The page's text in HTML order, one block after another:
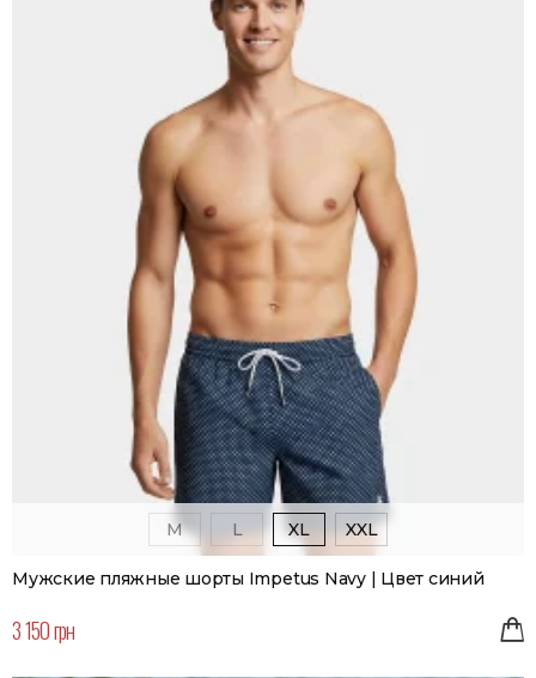
M L XL XXL
Мужские пляжные шорты Impetus Navy | Цвет синий
3 150 грн